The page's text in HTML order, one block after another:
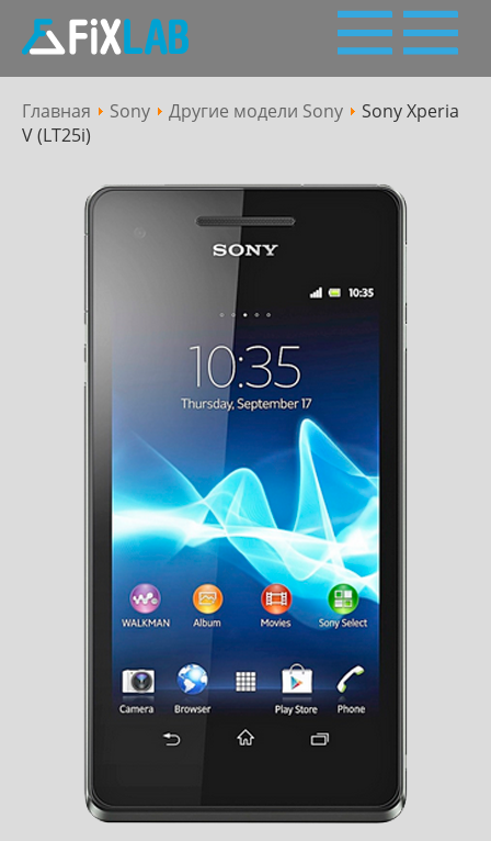
Сервісний
центр
Пн - Сб: 10:00 - 19:00
063 227 27 28,
Главная Sony Другие модели Sony
Sony Xperia
V (LT25i)